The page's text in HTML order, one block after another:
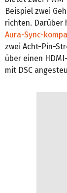
Beispiel zwei
richten. Darüber
Aura-Sync-
zwei Acht-Pin-
über einen
mit DSC